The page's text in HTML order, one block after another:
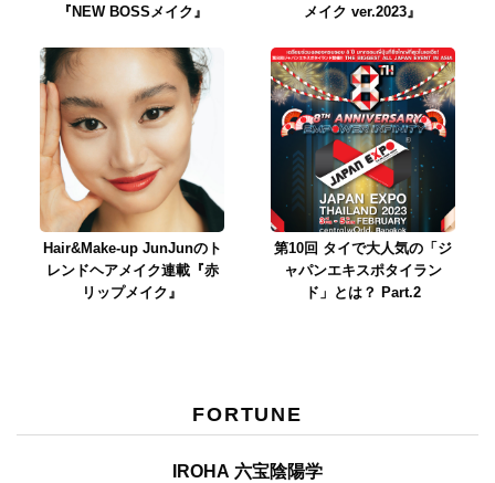
『NEW BOSSメイク』
メイク ver.2023』
Hair&Make-up JunJunのト
レンドヘアメイク連載『赤
リップメイク』
第10回 タイで大人気の「ジ
ャパンエキスポタイラン
ド」とは？ Part.2
FORTUNE
IROHA 六宝陰陽学